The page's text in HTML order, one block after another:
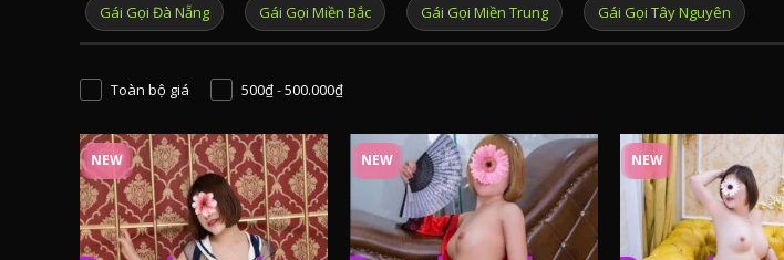
Gái Gọi Đà Nẵng Gái Gọi Miền Bắc Gái Gọi Miền Trung Gái Gọi Tây Nguyên
Toàn bộ giá 500₫-500.000₫
NEW NEW NEW